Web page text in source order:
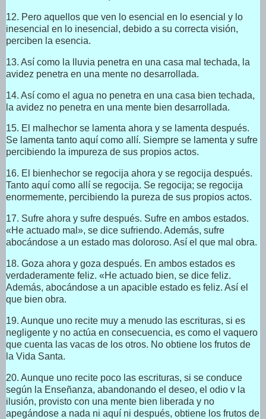
12. Pero aquellos que ven lo esencial en lo esencial y lo
inesencial en lo inesencial, debido a su correcta visión,
perciben la esencia.
13. Así como la lluvia penetra en una casa mal techada, la
avidez penetra en una mente no desarrollada.
14. Así como el agua no penetra en una casa bien techada,
la avidez no penetra en una mente bien desarrollada.
15. El malhechor se lamenta ahora y se lamenta después.
Se lamenta tanto aquí como allí. Siempre se lamenta y sufre
percibiendo la impureza de sus propios actos.
16. El bienhechor se regocija ahora y se regocija después.
Tanto aquí como allí se regocija. Se regocija; se regocija
enormemente, percibiendo la pureza de sus propios actos.
17. Sufre ahora y sufre después. Sufre en ambos estados.
«He actuado mal», se dice sufriendo. Además, sufre
abocándose a un estado mas doloroso. Así el que mal obra.
18. Goza ahora y goza después. En ambos estados es
verdaderamente feliz. «He actuado bien, se dice feliz.
Además, abocándose a un apacible estado es feliz. Así el
que bien obra.
19. Aunque uno recite muy a menudo las escrituras, si es
negligente y no actúa en consecuencia, es como el vaquero
que cuenta las vacas de los otros. No obtiene los frutos de
la Vida Santa.
20. Aunque uno recite poco las escrituras, si se conduce
según la Enseñanza, abandonando el deseo, el odio v la
ilusión, provisto con una mente bien liberada y no
apegándose a nada ni aquí ni después, obtiene los frutos de